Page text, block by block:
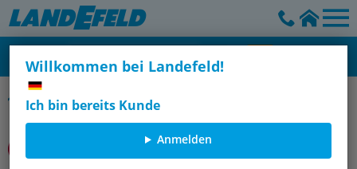
Willkommen bei Landefeld!
Ich bin bereits Kunde
Anmelden
F18er Serie